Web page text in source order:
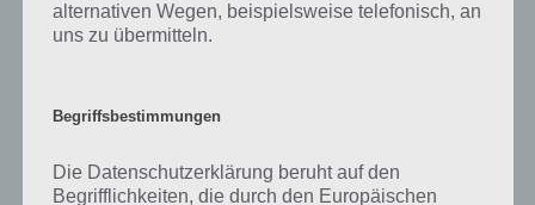
Und der nächste Raum von The Room 2 gilt zu meistern. In Kapitel 4
sehen wir zu Beginn einen Tisch, eine Vitrine und vieles mehr. Auch
Zur The Room 2 Kapitel 4 Lösung
Em Ende sitzen wir zunächst im Boot auf einem See. Nun ziehen wir
uns mit einer Kurbel an einen Steg, wodurch Kapitel 4 abgeschlossen
alternativen Wegen, beispielsweise telefonisch, an
uns zu übermitteln.
Begriffsbestimmungen
Die Datenschutzerklärung beruht auf den
Begrifflichkeiten, die durch den Europäischen